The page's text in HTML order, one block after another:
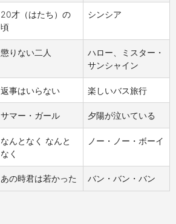
20才（はたち）の
頃
シンシア
懲りない二人
ハロー、ミスター・
サンシャイン
返事はいらない 楽しいバス旅行
サマー・ガール 夕陽が泣いている
なんとなく なんと
なく
ノー・ノー・ボーイ
あの時君は若かった バン・バン・バン